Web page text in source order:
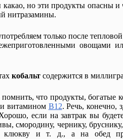
но эти продукты опасны и
нитразамины.
только после
овощами
кобальт содержится в
что продукты, богатые
витамином В12. Речь, конечно,
если на завтрак вы
смородину, чернику,
клюкву и т. д., а на обед